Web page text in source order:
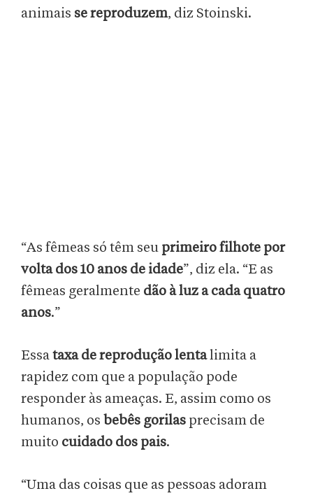
animais se reproduzem, diz Stoinski.
“As fêmeas só têm seu primeiro filhote por
volta dos 10 anos de idade”, diz ela. “E as
fêmeas geralmente dão à luz a cada quatro
anos.”
Essataxa de reprodução lentalimita a
rapidez com que a população pode
responder às ameaças. E, assim como os
humanos, os bebês gorilas precisam de
muito cuidado dos pais.
“Uma das coisas que as pessoas adoram